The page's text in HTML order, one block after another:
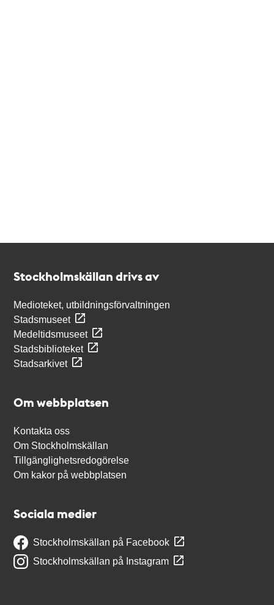
Stockholmskällan drivs av
Medioteket, utbildningsförvaltningen
Stadsmuseet
Medeltidsmuseet
Stadsbiblioteket
Stadsarkivet
Om webbplatsen
Kontakta oss
Om Stockholmskällan
Tillgänglighetsredogörelse
Om kakor på webbplatsen
Sociala medier
Stockholmskällan på Facebook
Stockholmskällan på Instagram